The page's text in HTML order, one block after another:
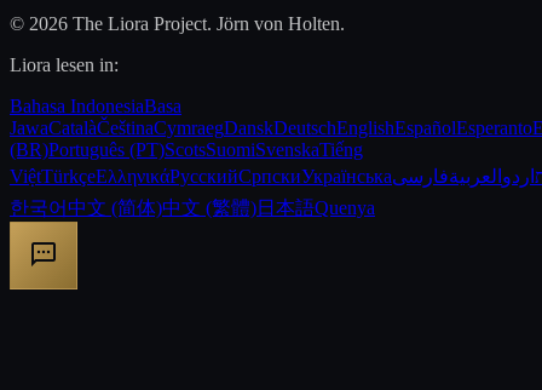
© 2026 The Liora Project. Jörn von Holten.
Liora lesen in:
Bahasa IndonesiaBasa
JawaCatalàČeštinaCymraegDanskDeutschEnglishEspañolEsperanto
(BR)Português (PT)ScotsSuomiSvenskaTiếng
ViệtTürkçeΕλληνικάРусскийСрпскиУкраїнська اردو العربيةفارسی
한국어中文 (简体)中文 (繁體)日本語Quenya